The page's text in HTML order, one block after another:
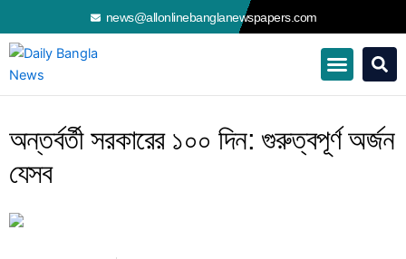
to
content
news@allonlinebanglanewspapers.com
অন্তর্বর্তী সরকারের ১০০ দিন: গুরুত্বপূর্ণ অর্জন
যেসব